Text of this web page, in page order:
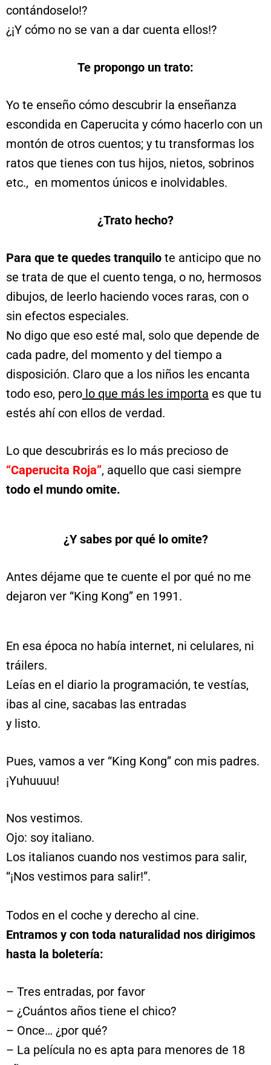
contándoselo!?
¿¡Y cómo no se van a dar cuenta ellos!?
Te propongo un trato:
Yo te enseño cómo descubrir la enseñanza
escondida en Caperucita y cómo hacerlo con un
montón de otros cuentos; y tu transformas los
ratos que tienes con tus hijos, nietos, sobrinos
etc., en momentos únicos e inolvidables.
¿Trato hecho?
Para que te quedes tranquilo te anticipo que no
se trata de que el cuento tenga, o no, hermosos
dibujos, de leerlo haciendo voces raras, con o
sin efectos especiales.
No digo que eso esté mal, solo que depende de
cada padre, del momento y del tiempo a
disposición. Claro que a los niños les encanta
todo eso, pero lo que más les importa es que tu
estés ahí con ellos de verdad.
Lo que descubrirás es lo más precioso de
“Caperucita Roja”, aquello que casi siempre
todo el mundo omite.
¿Y sabes por qué lo omite?
Antes déjame que te cuente el por qué no me
dejaron ver “King Kong” en 1991.
En esa época no había internet, ni celulares, ni
tráilers.
Leías en el diario la programación, te vestías,
ibas al cine, sacabas las entradas
y listo.
Pues, vamos a ver “King Kong” con mis padres.
¡Yuhuuuu!
Nos vestimos.
Ojo: soy italiano.
Los italianos cuando nos vestimos para salir,
“¡Nos vestimos para salir!”.
Todos en el coche y derecho al cine.
Entramos y con toda naturalidad nos dirigimos
hasta la boletería:
– Tres entradas, por favor
– ¿Cuántos años tiene el chico?
– Once… ¿por qué?
– La película no es apta para menores de 18